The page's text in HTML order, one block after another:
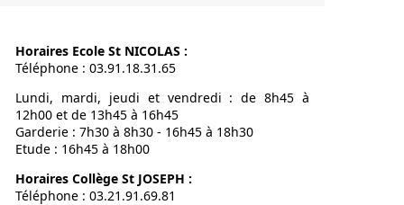
Horaires Ecole St NICOLAS :
Téléphone : 03.91.18.31.65
Lundi, mardi, jeudi et vendredi : de 8h45 à
12h00 et de 13h45 à 16h45
Garderie : 7h30 à 8h30 - 16h45 à 18h30
Etude : 16h45 à 18h00
Horaires Collège St JOSEPH :
Téléphone : 03.21.91.69.81